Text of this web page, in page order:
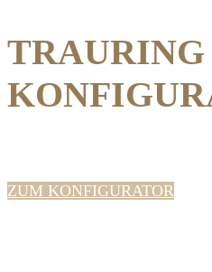
TRAURING
ZUM KONFIGURATOR